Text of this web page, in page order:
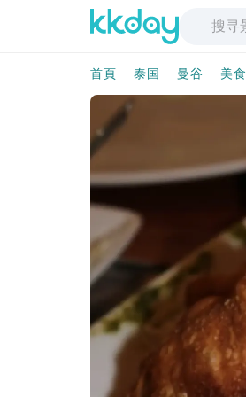
首頁 泰国 曼谷 美食